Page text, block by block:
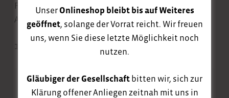
Fagottquartett: Martin Bandel, Thomia Erhardt,
Andreas Wilke, Filippo Fraghì
17,- EUR / 12,- EUR
UnserOnlineshop bleibt bis auf Weiteres
geöffnet, solange der Vorrat reicht. Wir freuen
uns, wenn Sie diese letzte Möglichkeit noch
nutzen.
Gläubiger der Gesellschaft bitten wir, sich zur
Klärung offener Anliegen zeitnah mit uns in